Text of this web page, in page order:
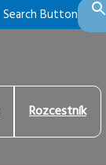
Search Button
Rozcestník